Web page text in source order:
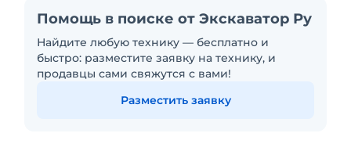
Помощь в поиске от Экскаватор Ру
Найдите любую технику — бесплатно и
быстро: разместите заявку на технику, и
продавцы сами свяжутся с вами!
Разместить заявку